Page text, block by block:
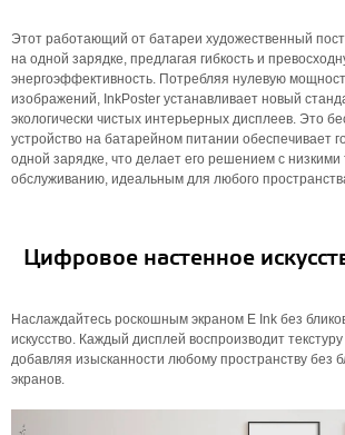
Этот работающий от батареи художественный
на одной зарядке, предлагая гибкость и
энергоэффективность. Потребляя нулевую
изображений, InkPoster устанавливает новый
экологически чистых интерьерных дисплеев. Это
устройство на батарейном питании обеспечивает
одной зарядке, что делает его решением с
обслуживанию, идеальным для любого
Цифровое настенное
Наслаждайтесь роскошным экраном E Ink без
искусство. Каждый дисплей воспроизводит
добавляя изысканности любому пространству без
экранов.